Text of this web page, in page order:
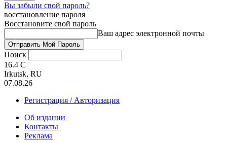
Вы забыли свой пароль?
восстановление пароля
Восстановите свой пароль
Ваш адрес электронной почты
Поиск
16.4 C
Irkutsk, RU
07.08.26
Регистрация / Авторизация
Об издании
Контакты
Реклама